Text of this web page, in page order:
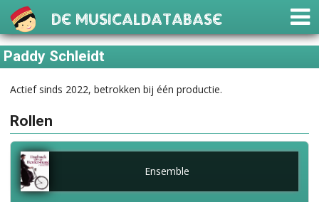
De Musicaldatabase
Paddy Schleidt
Actief sinds 2022, betrokken bij één productie.
Rollen
Ensemble